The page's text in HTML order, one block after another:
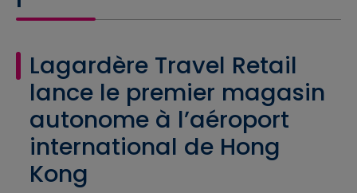
Lagardère Travel Retail
lance le premier magasin
autonome à l’aéroport
international de Hong
Kong